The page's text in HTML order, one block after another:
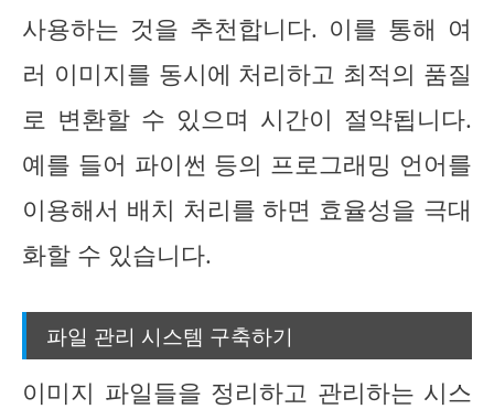
사용하는 것을 추천합니다. 이를 통해 여
러 이미지를 동시에 처리하고 최적의 품질
로 변환할 수 있으며 시간이 절약됩니다.
예를 들어 파이썬 등의 프로그래밍 언어를
이용해서 배치 처리를 하면 효율성을 극대
화할 수 있습니다.
파일 관리 시스템 구축하기
이미지 파일들을 정리하고 관리하는 시스